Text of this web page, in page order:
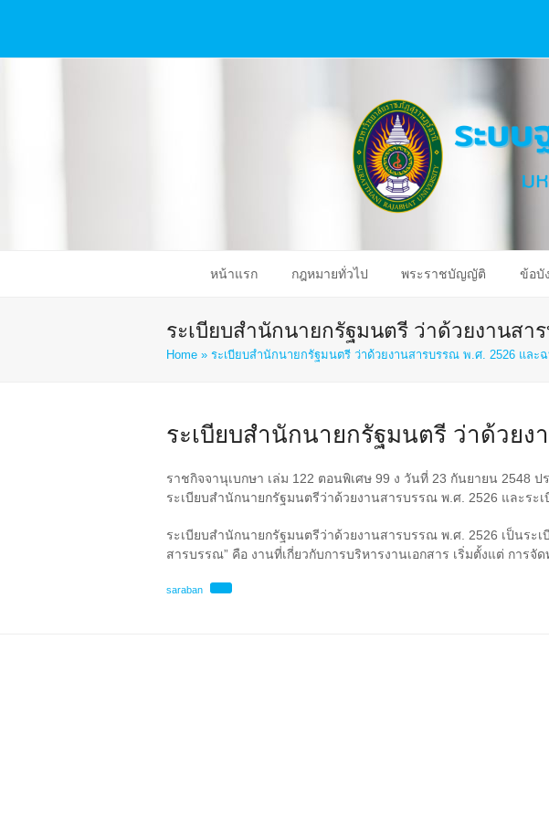
หน้าแรก กฎหมายทั่วไป พระราชบัญญัติ ข้อบั
ระเบียบสำนักนายกรัฐมนตรี ว่าด้วยงานส
Home » ระเบียบสำนักนายกรัฐมนตรี ว่าด้วยงานสารบรรณ พ.ศ. 2526 และ
ระเบียบสำนักนายกรัฐมนตรี ว่าด้วย
ราชกิจจานุเบกษา เล่ม 122 ตอนพิเศษ 99 ง วันที่ 23 กันยายน 2548
ระเบียบสำนักนายกรัฐมนตรีว่าด้วยงานสารบรรณ พ.ศ. 2526 และร
ระเบียบสำนักนายกรัฐมนตรีว่าด้วยงานสารบรรณ พ.ศ. 2526 เป็นระ
สารบรรณ” คือ งานที่เกี่ยวกับการบริหารงานเอกสาร เริ่มตั้งแต่ การจั
saraban